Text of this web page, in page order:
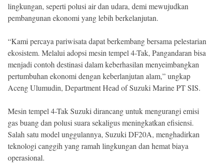
lingkungan, seperti polusi air dan udara, demi mewujudkan
pembangunan ekonomi yang lebih berkelanjutan.
“Kami percaya pariwisata dapat berkembang bersama pelestarian
ekosistem. Melalui adopsi mesin tempel 4-Tak, Pangandaran bisa
menjadi contoh destinasi dalam keberhasilan menyeimbangkan
pertumbuhan ekonomi dengan keberlanjutan alam,” ungkap
Aceng Ulumudin, Department Head of Suzuki Marine PT SIS.
Mesin tempel 4-Tak Suzuki dirancang untuk mengurangi emisi
gas buang dan polusi suara sekaligus meningkatkan efisiensi.
Salah satu model unggulannya, Suzuki DF20A, menghadirkan
teknologi canggih yang ramah lingkungan dan hemat biaya
operasional.